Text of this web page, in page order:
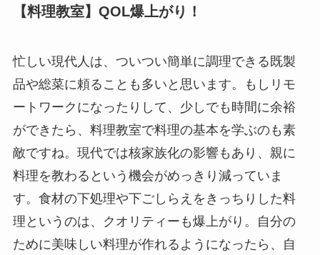
【料理教室】 QOL爆上がり！
忙しい現代人は、ついつい簡単に調理できる既製
品や総菜に頼ることも多いと思います。もしリモ
ートワークになったりして、少しでも時間に余裕
ができたら、料理教室で料理の基本を学ぶのも素
敵ですね。現代では核家族化の影響もあり、親に
料理を教わるという機会がめっきり減っていま
す。食材の下処理や下ごしらえをきっちりした料
理というのは、クオリティーも爆上がり。自分の
ために美味しい料理が作れるようになったら、自